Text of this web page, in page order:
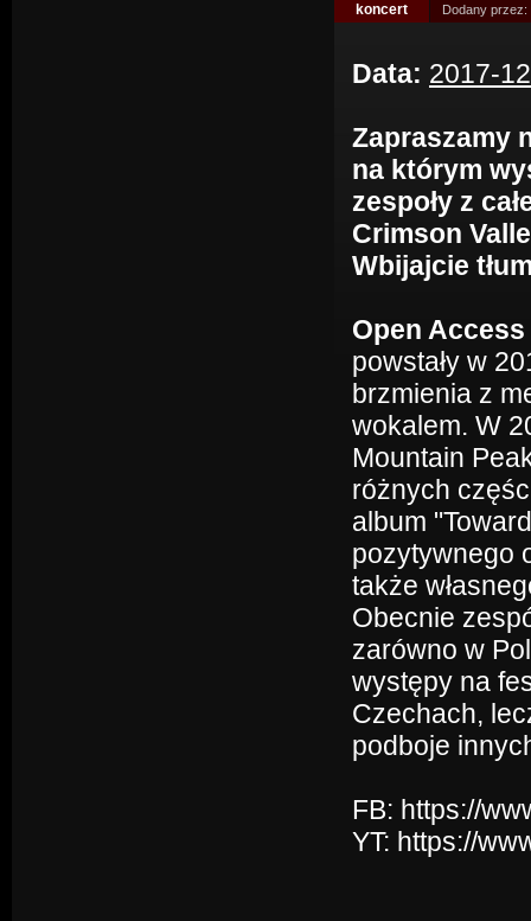
koncert Dodany przez:
Data: 2017-
Zapraszamy
na którym
zespoły z
Crimson
Wbijajcie
Open Access
powstały w
brzmienia z
wokalem. W
Mountain
różnych
album
pozytywnego
także
Obecnie
zarówno w
występy na
Czechach,
podboje
FB: https://
YT: https://